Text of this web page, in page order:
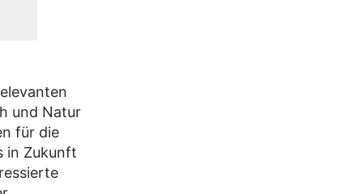
und Natur
für die
in Zukunft